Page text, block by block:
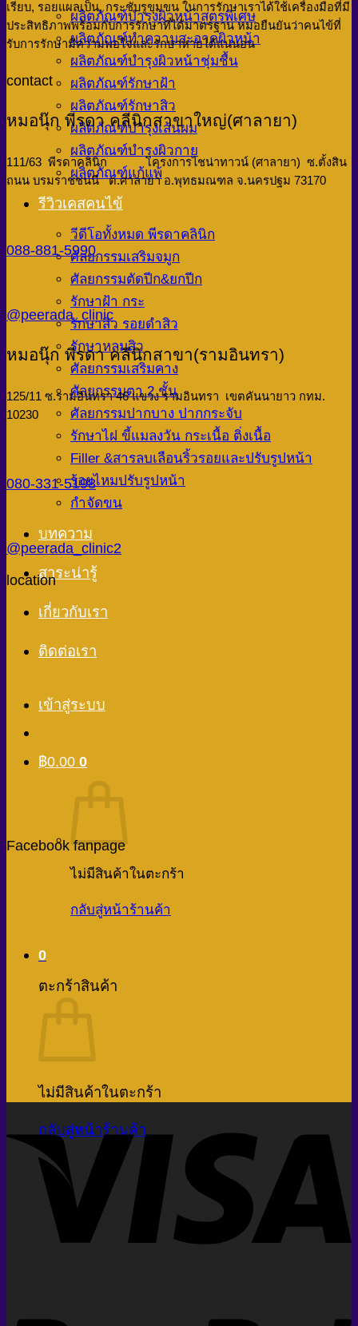
ผลิตภัณฑ์บำรุงผิวหน้าสูตรพิเศษ
ผลิตภัณฑ์ทำความสะอาดผิวหน้า
ผลิตภัณฑ์บำรุงผิวหน้าชุ่มชื้น
ผลิตภัณฑ์รักษาฝ้า
ผลิตภัณฑ์รักษาสิว
ผลิตภัณฑ์บำรุงเส้นผม
ผลิตภัณฑ์บำรุงผิวกาย
ผลิตภัณฑ์แก้แพ้
รีวิวเคสคนไข้
วีดีโอทั้งหมด พีรดาคลินิก
ศัลยกรรมเสริมจมูก
ศัลยกรรมตัดปีก&ยกปีก
รักษาฝ้า กระ
รักษาสิว รอยดำสิว
รักษาหลุมสิว
ศัลยกรรมเสริมคาง
ศัลยกรรมตา 2 ชั้น
ศัลยกรรมปากบาง ปากกระจับ
รักษาไฝ ขี้แมลงวัน กระเนื้อ ติ่งเนื้อ
Filler &สารลบเลือนริ้วรอยและปรับรูปหน้า
ร้อยไหมปรับรูปหน้า
กำจัดขน
บทความ
สาระน่ารู้
เกี่ยวกับเรา
ติดต่อเรา
เข้าสู่ระบบ
฿0.00 0
ไม่มีสินค้าในตะกร้า
กลับสู่หน้าร้านค้า
0
ตะกร้าสินค้า
ไม่มีสินค้าในตะกร้า
กลับสู่หน้าร้านค้า
เรียบ, รอยแผลเป็น, กระชับรูขุมขน ในการรักษาเราได้ใช้เครื่องมือที่มี
ประสิทธิภาพพร้อมกับการรักษาที่ได้มาตรฐาน หมอยืนยันว่าคนไข้ที่
รับการรักษามีความพอใจและรักษาหายได้แน่นอน
contact
หมอนุ๊ก พีรดา คลีนิกสาขาใหญ่(ศาลายา)
111/63 พีรดาคลินิก โครงการไชน่าทาวน์ (ศาลายา) ซ.ตั้งสิน
ถนน บรมราชชนนี ต.ศาลายา อ.พุทธมณฑล จ.นครปฐม 73170
088-881-5990
@peerada_clinic
หมอนุ๊ก พีรดา คลีนิกสาขา(รามอินทรา)
125/11 ซ.รามอินทรา 46 แขวง รามอินทรา เขตคันนายาว กทม.
10230
080-331-5198
@peerada_clinic2
location
Facebook fanpage